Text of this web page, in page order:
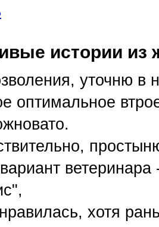
истории из
уточню в
оптимальное
ветеринара
хотя